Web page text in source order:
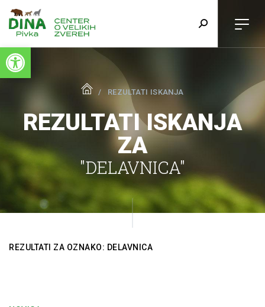
Open toolbar
REZULTATI ISKANJA
REZULTATI ISKANJA
ZA
"DELAVNICA"
REZULTATI ZA OZNAKO: DELAVNICA